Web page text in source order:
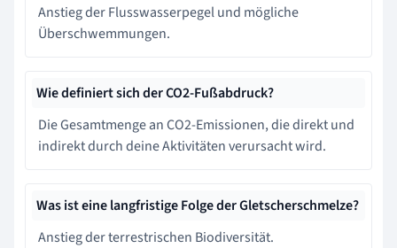
Anstieg der Flusswasserpegel und mögliche
Überschwemmungen.
Wie definiert sich der CO2-Fußabdruck?
Die Gesamtmenge an CO2-Emissionen, die direkt und
indirekt durch deine Aktivitäten verursacht wird.
Was ist eine langfristige Folge der Gletscherschmelze?
Anstieg der terrestrischen Biodiversität.